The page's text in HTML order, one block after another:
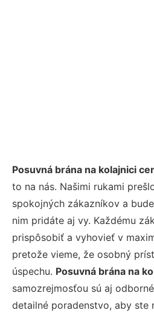
Posuvná brána na kolajnici
to na nás. Našimi rukami
spokojných zákazníkov a
nim pridáte aj vy. Každému
prispôsobiť a vyhovieť v
pretože vieme, že osobný
úspechu. Posuvná brána na
samozrejmosťou sú aj
detailné poradenstvo, aby ste